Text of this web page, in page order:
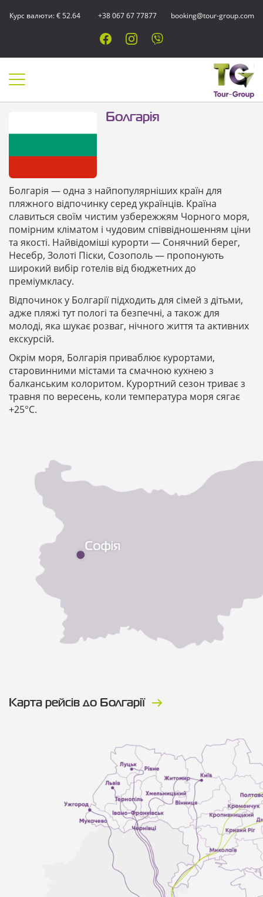
Курс валюти: € 52.64 +38 067 67 77877 booking@tour-group.com
Болгарія
Болгарія — одна з найпопулярніших країн для
пляжного відпочинку серед українців. Країна
славиться своїм чистим узбережжям Чорного моря,
помірним кліматом і чудовим співвідношенням ціни
та якості. Найвідоміші курорти — Сонячний берег,
Несебр, Золоті Піски, Созополь — пропонують
широкий вибір готелів від бюджетних до
преміумкласу.
Відпочинок у Болгарії підходить для сімей з дітьми,
адже пляжі тут пологі та безпечні, а також для
молоді, яка шукає розваг, нічного життя та активних
екскурсій.
Окрім моря, Болгарія приваблює курортами,
старовинними містами та смачною кухнею з
балканським колоритом. Курортний сезон триває з
травня по вересень, коли температура моря сягає
+25°C.
Карта рейсів до Болгарії